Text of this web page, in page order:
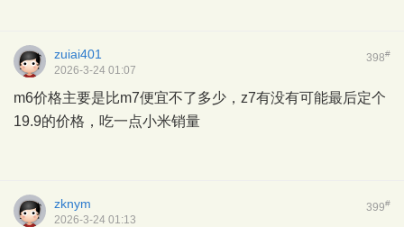
398#
zuiai401
2026-3-24 01:07
m6价格主要是比m7便宜不了多少，z7有没有可能最后定个
19.9的价格，吃一点小米销量
399#
zknym
2026-3-24 01:13